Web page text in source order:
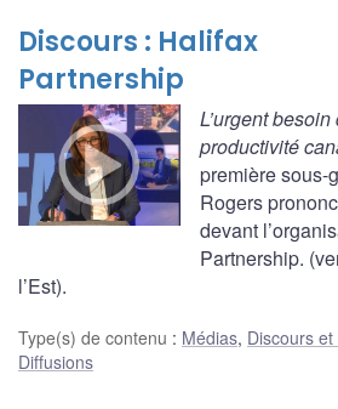
Discours : Halifax
Partnership
L’urgent
productivité
première sous-
Rogers
devant
Partnership.
l’Est).
Type(s) de contenu : Médias, Discours
Diffusions